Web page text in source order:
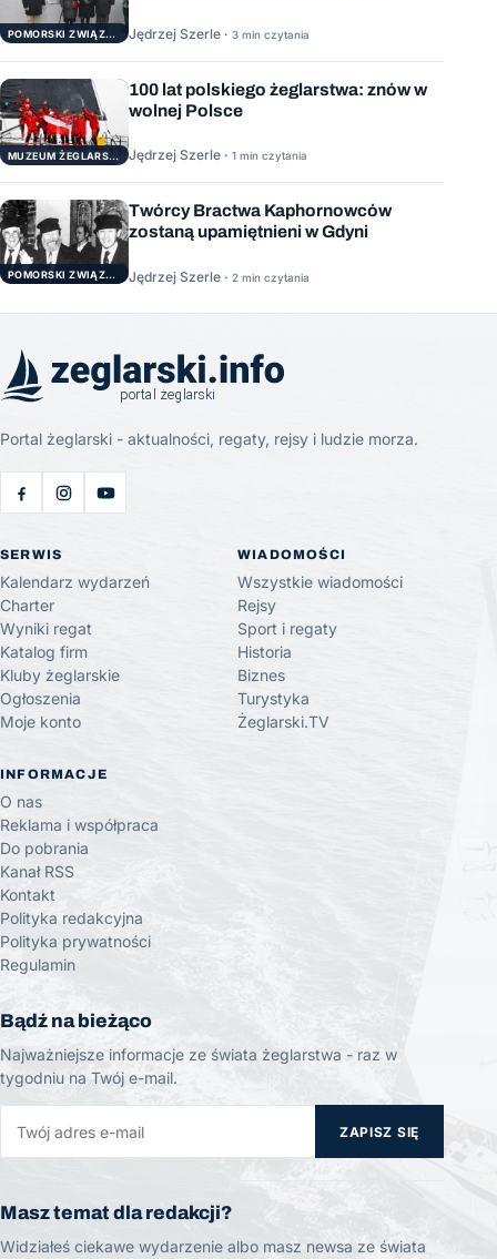
POMORSKI ZWIĄZEK ŻEGLARSKI Jędrzej Szerle · 3 min czytania
MUZEUM ŻEGLARSTWA POMORSKIEGO
100 lat polskiego żeglarstwa: znów w
wolnej Polsce
Jędrzej Szerle · 1 min czytania
POMORSKI ZWIĄZEK ŻEGLARSKI
Twórcy Bractwa Kaphornowców
zostaną upamiętnieni w Gdyni
Jędrzej Szerle · 2 min czytania
Portal żeglarski - aktualności, regaty, rejsy i ludzie morza.
SERWIS
Kalendarz wydarzeń
Charter
Wyniki regat
Katalog firm
Kluby żeglarskie
Ogłoszenia
Moje konto
WIADOMOŚCI
Wszystkie wiadomości
Rejsy
Sport i regaty
Historia
Biznes
Turystyka
Żeglarski.TV
INFORMACJE
O nas
Reklama i współpraca
Do pobrania
Kanał RSS
Kontakt
Polityka redakcyjna
Polityka prywatności
Regulamin
Bądź na bieżąco
Najważniejsze informacje ze świata żeglarstwa - raz w
tygodniu na Twój e-mail.
ZAPISZ SIĘ
Masz temat dla redakcji?
Widziałeś ciekawe wydarzenie albo masz newsa ze świata